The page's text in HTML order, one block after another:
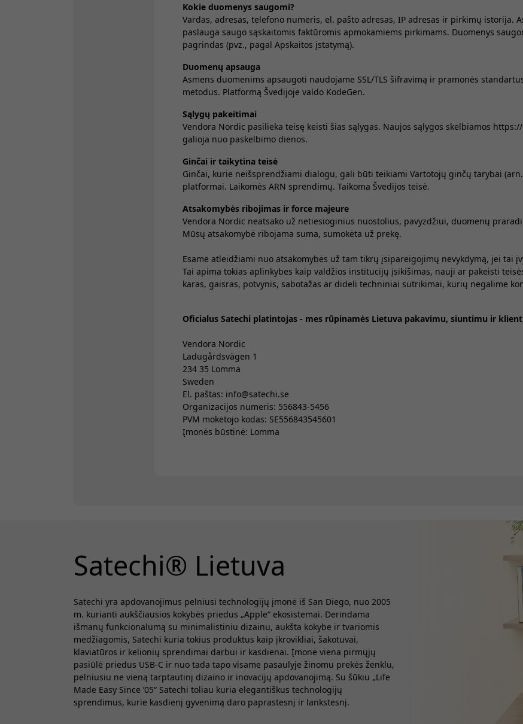
Kokie duomenys saugomi?
Vardas, adresas, telefono numeris, el. pašto adresas, IP adresas ir pirkimų istorija.
paslauga saugo sąskaitomis faktūromis apmokamiems pirkimams. Duomenys
pagrindas (pvz., pagal Apskaitos įstatymą).
Duomenų apsauga
Asmens duomenims apsaugoti naudojame SSL/TLS šifravimą ir pramonės
metodus. Platformą Švedijoje valdo KodeGen.
Sąlygų pakeitimai
Vendora Nordic pasilieka teisę keisti šias sąlygas. Naujos sąlygos skelbiamos
galioja nuo paskelbimo dienos.
Ginčai ir taikytina teisė
Ginčai, kurie neišsprendžiami dialogu, gali būti teikiami Vartotojų ginčų tarybai
platformai. Laikomės ARN sprendimų. Taikoma Švedijos teisė.
Atsakomybės ribojimas ir force majeure
Vendora Nordic neatsako už netiesioginius nuostolius, pavyzdžiui, duomenų
Mūsų atsakomybė ribojama suma, sumokėta už prekę.
Esame atleidžiami nuo atsakomybės už tam tikrų įsipareigojimų nevykdymą, jei tai
Tai apima tokias aplinkybes kaip valdžios institucijų įsikišimas, nauji ar pakeisti
karas, gaisras, potvynis, sabotažas ar dideli techniniai sutrikimai, kurių negalime
Oficialus Satechi platintojas - mes rūpinamės Lietuva pakavimu, siuntimu ir
Vendora Nordic
Ladugårdsvägen 1
234 35 Lomma
Sweden
El. paštas: info@satechi.se
Organizacijos numeris: 556843-5456
PVM mokėtojo kodas: SE556843545601
Įmonės būstinė: Lomma
Satechi® Lietuva
Satechi yra apdovanojimus pelniusi technologijų įmonė iš San Diego, nuo 2005
m. kurianti aukščiausios kokybės priedus „Apple“ ekosistemai. Derindama
išmanų funkcionalumą su minimalistiniu dizainu, aukšta kokybe ir tvariomis
medžiagomis, Satechi kuria tokius produktus kaip įkrovikliai, šakotuvai,
klaviatūros ir kelionių sprendimai darbui ir kasdienai. Įmonė viena pirmųjų
pasiūlė priedus USB-C ir nuo tada tapo visame pasaulyje žinomu prekės ženklu,
pelniusiu ne vieną tarptautinį dizaino ir inovacijų apdovanojimą. Su šūkiu „Life
Made Easy Since ’05“ Satechi toliau kuria elegantiškus technologijų
sprendimus, kurie kasdienį gyvenimą daro paprastesnį ir lankstesnį.